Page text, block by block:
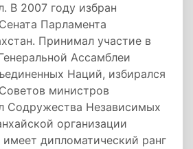
В 2007 году избран
Парламента
Принимал участие в
Ассамблеи
Наций, избирался
министров
Содружества Независимых
организации
имеет дипломатический ранг